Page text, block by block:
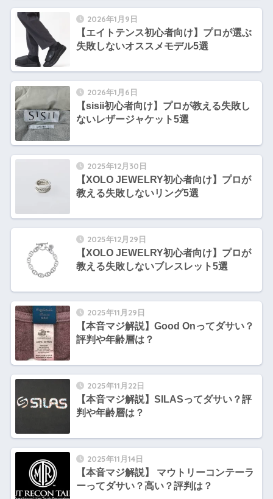
2026年1月9日
【エイトテンス初心者向け】プロが選ぶ
失敗しないオススメモデル5選
2026年1月6日
【sisii初心者向け】プロが教える失敗し
ないレザージャケット5選
2025年12月30日
【XOLO JEWELRY初心者向け】プロが
教える失敗しないリング5選
2025年12月29日
【XOLO JEWELRY初心者向け】プロが
教える失敗しないブレスレット5選
2025年11月29日
【本音マジ解説】Good Onってダサい？
評判や年齢層は？
2025年11月22日
【本音マジ解説】SILASってダサい？評
判や年齢層は？
2025年11月14日
【本音マジ解説】 マウトリーコンテーラ
ーってダサい？高い？評判は？